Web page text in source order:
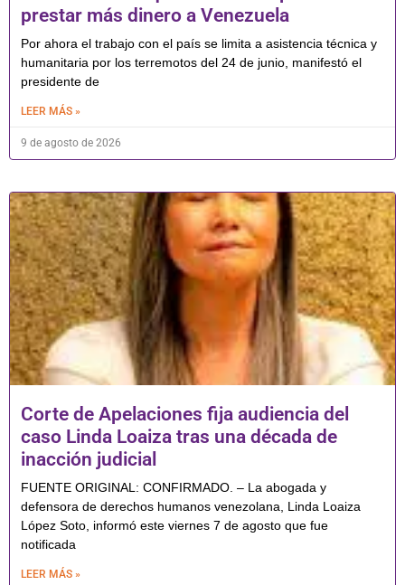
prestar más dinero a Venezuela
Por ahora el trabajo con el país se limita a asistencia técnica y
humanitaria por los terremotos del 24 de junio, manifestó el
presidente de
LEER MÁS »
9 de agosto de 2026
Corte de Apelaciones fija audiencia del
caso Linda Loaiza tras una década de
inacción judicial
FUENTE ORIGINAL: CONFIRMADO. – La abogada y
defensora de derechos humanos venezolana, Linda Loaiza
López Soto, informó este viernes 7 de agosto que fue
notificada
LEER MÁS »